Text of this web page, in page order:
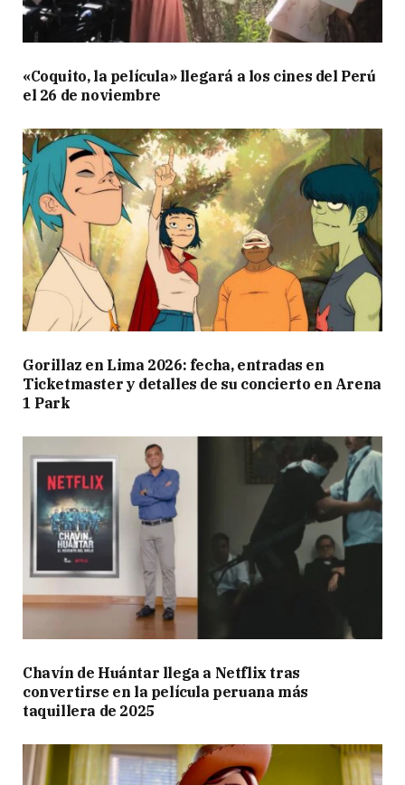
«Coquito, la película» llegará a los cines del Perú
el 26 de noviembre
Gorillaz en Lima 2026: fecha, entradas en
Ticketmaster y detalles de su concierto en Arena
1 Park
Chavín de Huántar llega a Netflix tras
convertirse en la película peruana más
taquillera de 2025